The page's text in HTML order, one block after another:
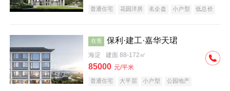
普通住宅 花园洋房 名企盘 小户型 低总价
在售 保利·建工·嘉华天珺
海淀 建面 88-172㎡
85000 元/平米
普通住宅 大平层 小户型
公园地产